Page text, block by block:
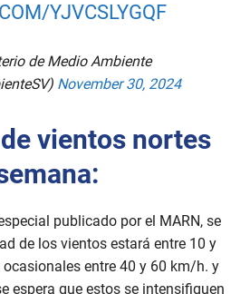
YJVCSLYGQF
de Medio Ambiente
November 30, 2024
vientos nortes
publicado por el MARN, se
de los vientos estará entre 10 y
entre 40 y 60 km/h. y
espera que estos se intensifiquen